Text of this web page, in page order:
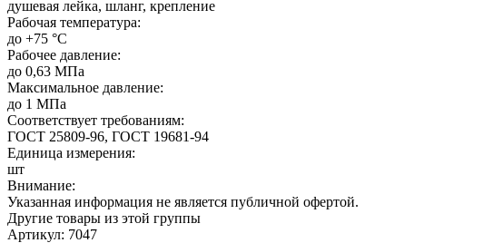
душевая лейка, шланг, крепление
Рабочая температура:
до +75 °C
Рабочее давление:
до 0,63 МПа
Максимальное давление:
до 1 МПа
Соответствует требованиям:
ГОСТ 25809-96, ГОСТ 19681-94
Единица измерения:
шт
Внимание:
Указанная информация не является публичной офертой.
Другие товары из этой группы
Артикул: 7047